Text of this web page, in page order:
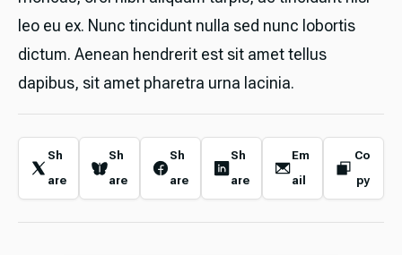
leo eu ex. Nunc tincidunt nulla sed nunc lobortis
dictum. Aenean hendrerit est sit amet tellus
dapibus, sit amet pharetra urna lacinia.
Sh
are
Sh
are
Sh
are
Sh
are
Em
ail
Co
py